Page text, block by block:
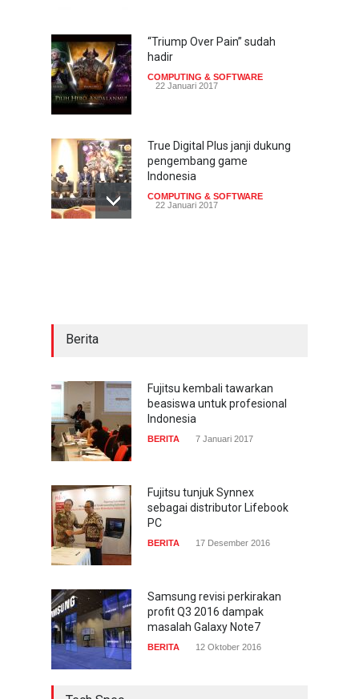
“Triump Over Pain” sudah
hadir
COMPUTING & SOFTWARE
22 Januari 2017
True Digital Plus janji dukung
pengembang game
Indonesia
COMPUTING & SOFTWARE
22 Januari 2017
pandangan mata
TECH SPEC 8 Januari 2017
gencar
COMPUTING & SOFTWARE
7 Januari 2017
Berita
Fujitsu kembali tawarkan
beasiswa untuk profesional
Indonesia
BERITA 7 Januari 2017
Fujitsu tunjuk Synnex
sebagai distributor Lifebook
PC
BERITA 17 Desember 2016
Samsung revisi perkirakan
profit Q3 2016 dampak
masalah Galaxy Note7
BERITA 12 Oktober 2016